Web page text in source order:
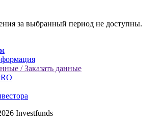
за выбранный период не доступны.
/ Заказать данные
Investfunds